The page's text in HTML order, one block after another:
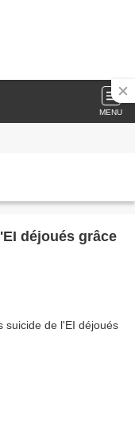
MENU
déjoués grâce